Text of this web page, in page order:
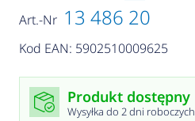
Art.-Nr 13 486 20
Kod EAN: 5902510009625
Produkt dostępny
Wysyłka do 2 dni roboczych